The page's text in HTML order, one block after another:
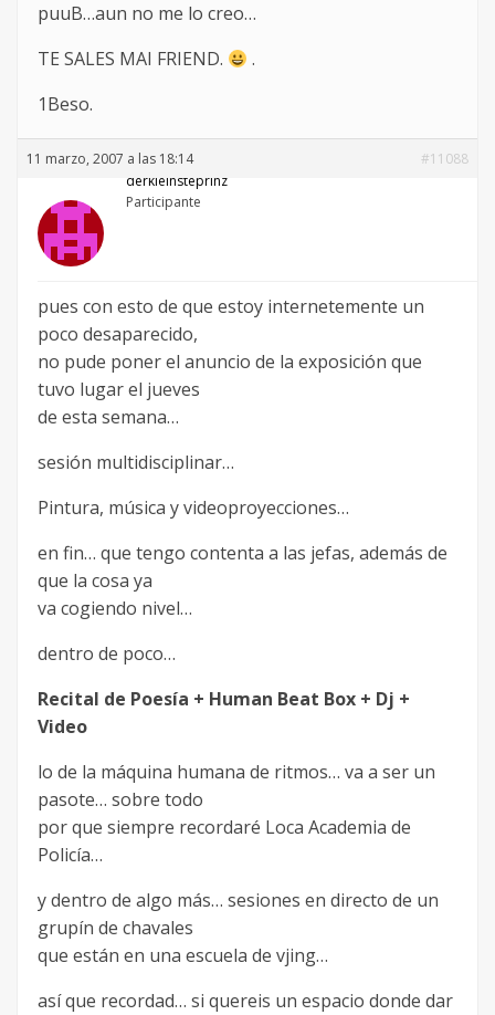
puuB…aun no me lo creo…
TE SALES MAI FRIEND.
.
1Beso.
11 marzo, 2007 a las 18:14
#11088
derkleinsteprinz
Participante
pues con esto de que estoy internetemente un
poco desaparecido,
no pude poner el anuncio de la exposición que
tuvo lugar el jueves
de esta semana…
sesión multidisciplinar…
Pintura, música y videoproyecciones…
en fin… que tengo contenta a las jefas, además de
que la cosa ya
va cogiendo nivel…
dentro de poco…
Recital de Poesía + Human Beat Box + Dj +
Video
lo de la máquina humana de ritmos… va a ser un
pasote… sobre todo
por que siempre recordaré Loca Academia de
Policía…
y dentro de algo más… sesiones en directo de un
grupín de chavales
que están en una escuela de vjing…
así que recordad… si quereis un espacio donde dar